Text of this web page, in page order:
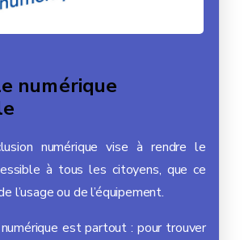
numérique
numérique vise à rendre le
à tous les citoyens, que ce
l’usage ou de l’équipement.
numérique est partout : pour trouver